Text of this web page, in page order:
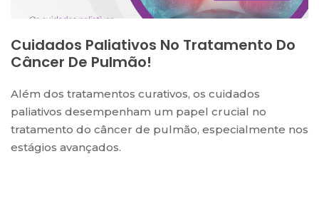
Cuidados Paliativos No Tratamento Do
Câncer De Pulmão!
Além dos tratamentos curativos, os cuidados
paliativos desempenham um papel crucial no
tratamento do câncer de pulmão, especialmente nos
estágios avançados.